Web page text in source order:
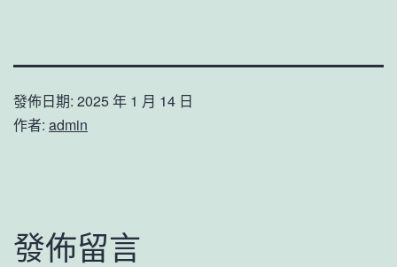
發佈日期: 2025 年 1 月 14 日
作者: admin
發佈留言